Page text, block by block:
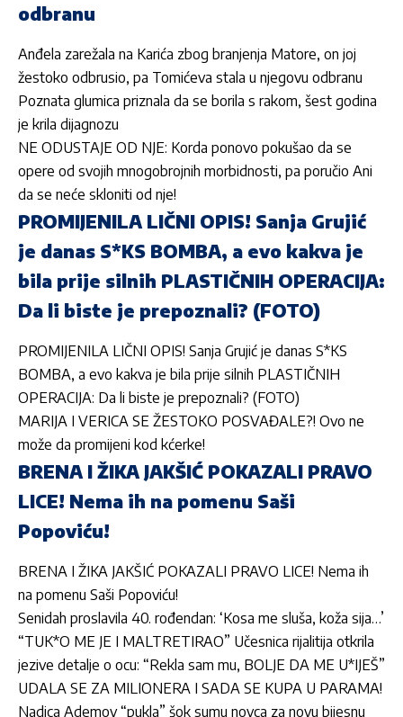
odbranu
Anđela zarežala na Karića zbog branjenja Matore, on joj
žestoko odbrusio, pa Tomićeva stala u njegovu odbranu
Poznata glumica priznala da se borila s rakom, šest godina
je krila dijagnozu
NE ODUSTAJE OD NJE: Korda ponovo pokušao da se
opere od svojih mnogobrojnih morbidnosti, pa poručio Ani
da se neće skloniti od nje!
PROMIJENILA LIČNI OPIS! Sanja Grujić
je danas S*KS BOMBA, a evo kakva je
bila prije silnih PLASTIČNIH OPERACIJA:
Da li biste je prepoznali? (FOTO)
PROMIJENILA LIČNI OPIS! Sanja Grujić je danas S*KS
BOMBA, a evo kakva je bila prije silnih PLASTIČNIH
OPERACIJA: Da li biste je prepoznali? (FOTO)
MARIJA I VERICA SE ŽESTOKO POSVAĐALE?! Ovo ne
može da promijeni kod kćerke!
BRENA I ŽIKA JAKŠIĆ POKAZALI PRAVO
LICE! Nema ih na pomenu Saši
Popoviću!
BRENA I ŽIKA JAKŠIĆ POKAZALI PRAVO LICE! Nema ih
na pomenu Saši Popoviću!
Senidah proslavila 40. rođendan: ‘Kosa me sluša, koža sija…’
“TUK*O ME JE I MALTRETIRAO” Učesnica rijalitija otkrila
jezive detalje o ocu: “Rekla sam mu, BOLJE DA ME U*IJEŠ”
UDALA SE ZA MILIONERA I SADA SE KUPA U PARAMA!
Nadica Ademov “pukla” šok sumu novca za novu bijesnu